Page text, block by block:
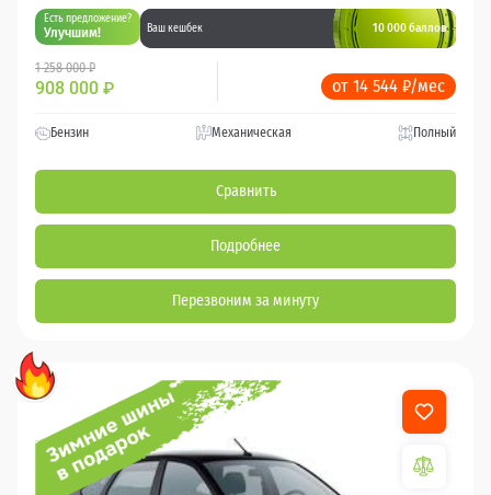
Есть предложение?
Улучшим! Ваш кешбек 10 000 баллов
1 258 000 ₽
908 000 ₽ от 14 544 ₽/мес
Бензин Механическая Полный
Сравнить
Подробнее
Перезвоним за минуту